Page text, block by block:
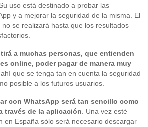
uso está destinado a probar las
y a mejorar la seguridad de la misma. El
se realizará hasta que los resultados
a muchas personas, que entienden
online, poder pagar de manera muy
que se tenga tan en cuenta la seguridad
posible a los futuros usuarios.
con WhatsApp será tan sencillo como
través de la aplicación. Una vez esté
en España sólo será necesario descargar